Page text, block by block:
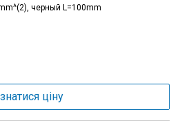
черный L=100mm
ціну